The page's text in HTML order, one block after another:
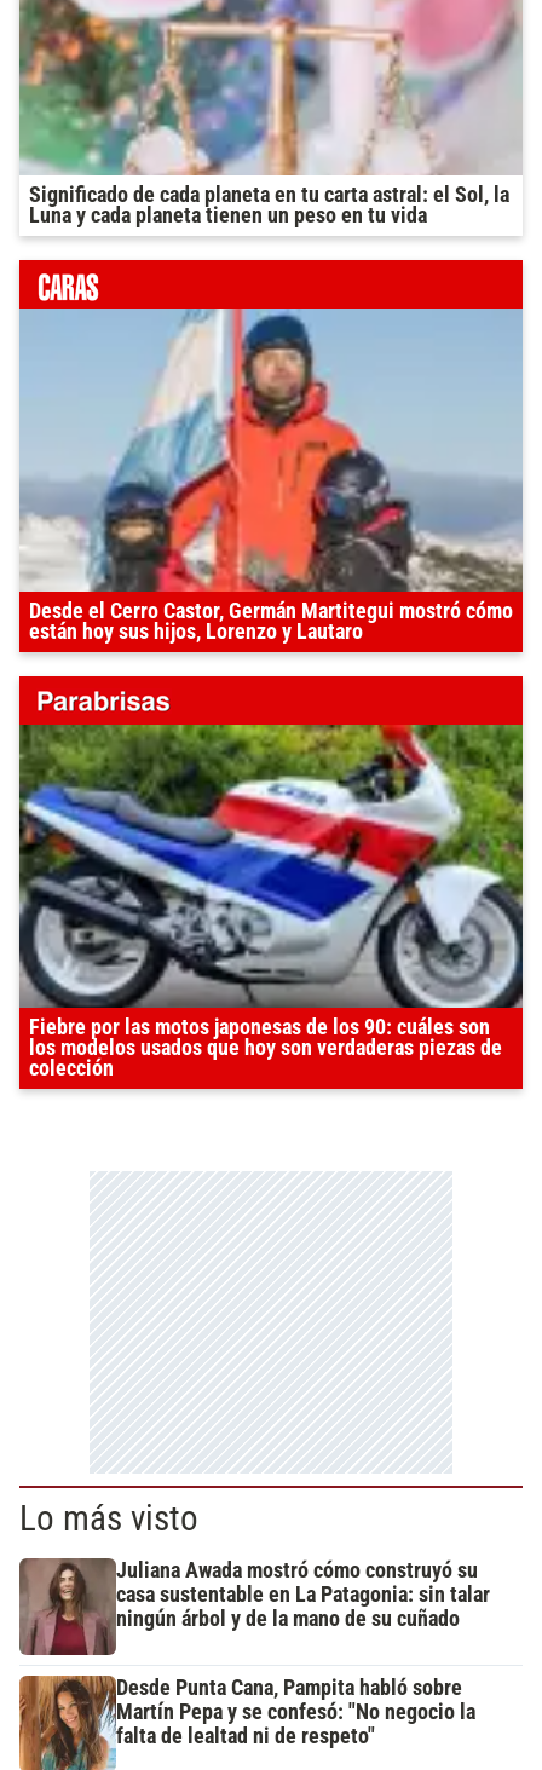
Significado de cada planeta en tu carta astral: el Sol, la
Luna y cada planeta tienen un peso en tu vida
Desde el Cerro Castor, Germán Martitegui mostró cómo
están hoy sus hijos, Lorenzo y Lautaro
Fiebre por las motos japonesas de los 90: cuáles son
los modelos usados que hoy son verdaderas piezas de
colección
Lo más visto
Juliana Awada mostró cómo construyó su
casa sustentable en La Patagonia: sin talar
ningún árbol y de la mano de su cuñado
Desde Punta Cana, Pampita habló sobre
Martín Pepa y se confesó: "No negocio la
falta de lealtad ni de respeto"